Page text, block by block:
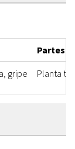
Partes
gripe Planta